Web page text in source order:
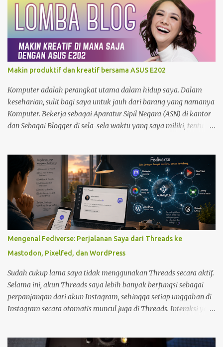
Moko dan Freddy Mungkin karena terlalu fokus, garis-garis di
kening saya tercetak jelas. Suasana ruangan yang tenang
membuat setiap ketukan jari di atas keyboard terdengar seperti
detak jam yang memburu waktu. Di tengah keseriusan itu, pintu
ruangan terbuka. Seorang kawan melangkah masuk, memecah
hening yang sedari tadi saya bangun.
Makin produktif dan kreatif bersama ASUS E202
Komputer adalah perangkat utama dalam hidup saya. Dalam
keseharian, sulit bagi saya untuk jauh dari barang yang namanya
Komputer. Bekerja sebagai Aparatur Sipil Negara (ASN) di kantor
dan Sebagai Blogger di sela-sela waktu yang saya miliki, tentu
komputer juga saya gunakan untuk mengolah foto dan
mempublishnya ke social media yang saya miliki, memindahkan
foto dari kamera DSLR maupun foto dari Zenfone ke harddisk
External, Cloud Storage maupun backup ke DVD. So, Komputer
benar-benar sudah menjadi bagian hidup saya. Namun demikian,
Komputer sangat sulit untuk dibawa kemana-mana. Dan perlu
diingat bahwa cadangan daya pada komputer ketika listrik
padam walaupun bisa menggunakan UPS sangat minim sekali.
Oleh Karena itulah saya masih membutuhkan Notebook sebagai
penunjang produktifitas dan kreatifitas saya. Dengan adanya
notebook, maka saya bisa semakin prod...
Mengenal Fediverse: Perjalanan Saya dari Threads ke
Mastodon, Pixelfed, dan WordPress
Sudah cukup lama saya tidak menggunakan Threads secara aktif.
Selama ini, akun Threads saya lebih banyak berfungsi sebagai
perpanjangan dari akun Instagram, sehingga setiap unggahan di
Instagram secara otomatis muncul juga di Threads. Interaksi yang
membuka dan menggunakan Threads. Saat menjelajahi berbagai